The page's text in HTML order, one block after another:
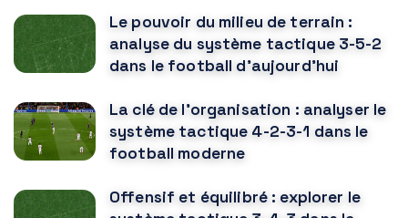
Le pouvoir du milieu de terrain :
analyse du système tactique 3-5-2
dans le football d'aujourd'hui
La clé de l'organisation : analyser le
système tactique 4-2-3-1 dans le
football moderne
Offensif et équilibré : explorer le